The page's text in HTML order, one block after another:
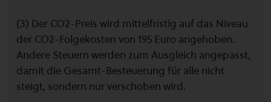
(3) Der CO2-Preis wird mittelfristig auf das Niveau
der CO2-Folgekosten von 195 Euro angehoben.
Andere Steuern werden zum Ausgleich angepasst,
damit die Gesamt-Besteuerung für alle nicht
steigt, sondern nur verschoben wird.